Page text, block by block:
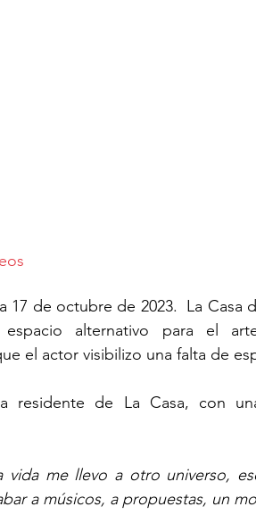
17 de octubre de 2023.  La Casa
alternativo para el
el actor visibilizo una falta de
residente de La Casa, con
vida me llevo a otro universo,
a músicos, a propuestas, un